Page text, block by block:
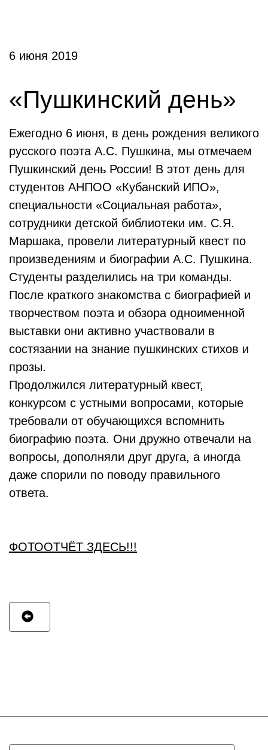
6 июня 2019
«Пушкинский день»
Ежегодно 6 июня, в день рождения великого
русского поэта А.С. Пушкина, мы отмечаем
Пушкинский день России! В этот день для
студентов АНПОО «Кубанский ИПО»,
специальности «Социальная работа»,
сотрудники детской библиотеки им. С.Я.
Маршака, провели литературный квест по
произведениям и биографии А.С. Пушкина.
Студенты разделились на три команды.
После краткого знакомства с биографией и
творчеством поэта и обзора одноименной
выставки они активно участвовали в
состязании на знание пушкинских стихов и
прозы.
Продолжился литературный квест,
конкурсом с устными вопросами, которые
требовали от обучающихся вспомнить
биографию поэта. Они дружно отвечали на
вопросы, дополняли друг друга, а иногда
даже спорили по поводу правильного
ответа.
ФОТООТЧЁТ ЗДЕСЬ!!!